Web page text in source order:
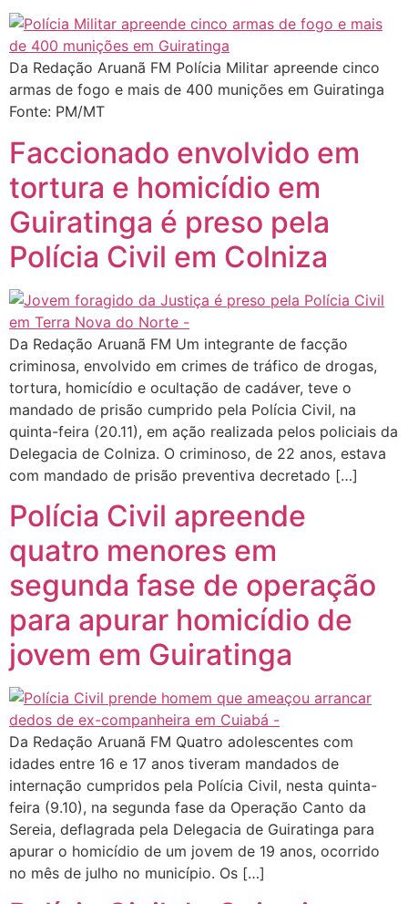
Da Redação Aruanã FM Polícia Militar apreende cinco
armas de fogo e mais de 400 munições em Guiratinga
Fonte: PM/MT
Faccionado envolvido em
tortura e homicídio em
Guiratinga é preso pela
Polícia Civil em Colniza
Da Redação Aruanã FM Um integrante de facção
criminosa, envolvido em crimes de tráfico de drogas,
tortura, homicídio e ocultação de cadáver, teve o
mandado de prisão cumprido pela Polícia Civil, na
quinta-feira (20.11), em ação realizada pelos policiais da
Delegacia de Colniza. O criminoso, de 22 anos, estava
com mandado de prisão preventiva decretado […]
Polícia Civil apreende
quatro menores em
segunda fase de operação
para apurar homicídio de
jovem em Guiratinga
Da Redação Aruanã FM Quatro adolescentes com
idades entre 16 e 17 anos tiveram mandados de
internação cumpridos pela Polícia Civil, nesta quinta-
feira (9.10), na segunda fase da Operação Canto da
Sereia, deflagrada pela Delegacia de Guiratinga para
apurar o homicídio de um jovem de 19 anos, ocorrido
no mês de julho no município. Os […]